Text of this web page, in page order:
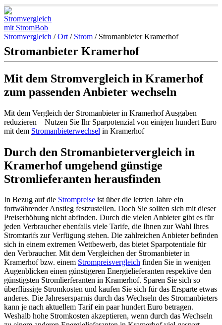
Stromvergleich /Ort / Strom / Stromanbieter Kramerhof
Stromanbieter Kramerhof
Mit dem Stromvergleich in Kramerhof
zum passenden Anbieter wechseln
Mit dem Vergleich der Stromanbieter in Kramerhof Ausgaben
reduzieren – Nutzen Sie Ihr Sparpotenzial von einigen hundert Euro
mit dem Stromanbieterwechsel in Kramerhof
Durch den Stromanbietervergleich in
Kramerhof umgehend günstige
Stromlieferanten herausfinden
In Bezug auf die Strompreise ist über die letzten Jahre ein
fortwährender Anstieg festzustellen. Doch Sie sollten sich mit dieser
Preiserhöhung nicht abfinden. Durch die vielen Anbieter gibt es für
jeden Verbraucher ebenfalls viele Tarife, die Ihnen zur Wahl Ihres
Stromtarifs zur Verfügung stehen. Die zahlreichen Anbieter befinden
sich in einem extremen Wettbewerb, das bietet Sparpotentiale für
den Verbraucher. Mit dem Vergleichen der Stromanbieter in
Kramerhof bzw. einem Strompreisvergleich finden Sie in wenigen
Augenblicken einen günstigeren Energielieferanten respektive den
günstigsten Stromlierferanten in Kramerhof. Sparen Sie sich so
überflüssige Stromkosten und kaufen Sie sich für das Ersparte etwas
anderes. Die Jahresersparnis durch das Wechseln des Stromanbieters
kann je nach aktuellem Tarif ein paar hundert Euro betragen.
Weshalb hohe Stromkosten akzeptieren, wenn durch das Wechseln